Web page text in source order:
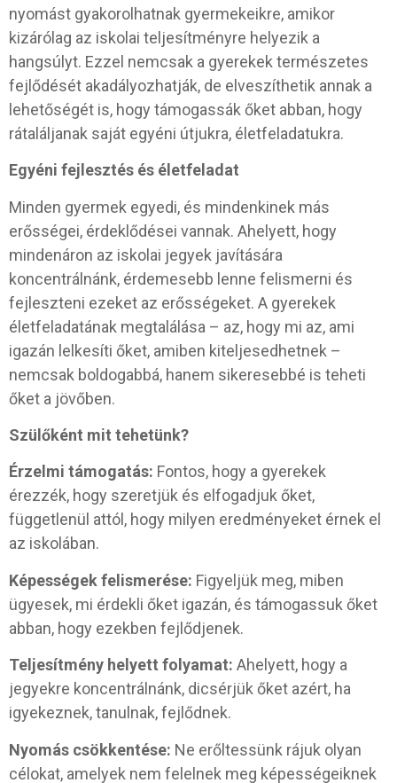
nyomást gyakorolhatnak gyermekeikre, amikor
kizárólag az iskolai teljesítményre helyezik a
hangsúlyt. Ezzel nemcsak a gyerekek természetes
fejlődését akadályozhatják, de elveszíthetik annak a
lehetőségét is, hogy támogassák őket abban, hogy
rátaláljanak saját egyéni útjukra, életfeladatukra.
Egyéni fejlesztés és életfeladat
Minden gyermek egyedi, és mindenkinek más
erősségei, érdeklődései vannak. Ahelyett, hogy
mindenáron az iskolai jegyek javítására
koncentrálnánk, érdemesebb lenne felismerni és
fejleszteni ezeket az erősségeket. A gyerekek
életfeladatának megtalálása – az, hogy mi az, ami
igazán lelkesíti őket, amiben kiteljesedhetnek –
nemcsak boldogabbá, hanem sikeresebbé is teheti
őket a jövőben.
Szülőként mit tehetünk?
Érzelmi támogatás: Fontos, hogy a gyerekek
érezzék, hogy szeretjük és elfogadjuk őket,
függetlenül attól, hogy milyen eredményeket érnek el
az iskolában.
Képességek felismerése: Figyeljük meg, miben
ügyesek, mi érdekli őket igazán, és támogassuk őket
abban, hogy ezekben fejlődjenek.
Teljesítmény helyett folyamat: Ahelyett, hogy a
jegyekre koncentrálnánk, dicsérjük őket azért, ha
igyekeznek, tanulnak, fejlődnek.
Nyomás csökkentése: Ne erőltessünk rájuk olyan
célokat, amelyek nem felelnek meg képességeiknek